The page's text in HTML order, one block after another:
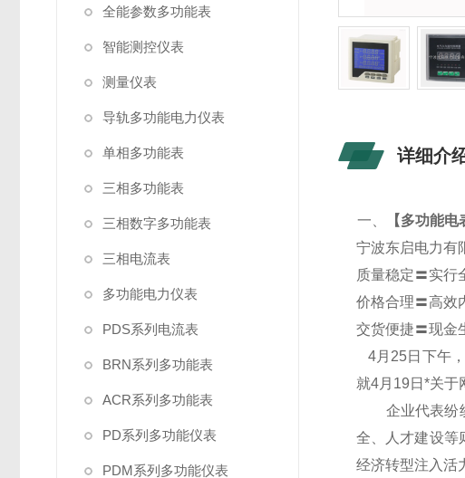
全能参数多功能表
智能测控仪表
测量仪表
导轨多功能电力仪表
单相多功能表
三相多功能表
三相数字多功能表
三相电流表
多功能电力仪表
PDS系列电流表
BRN系列多功能表
ACR系列多功能表
PD系列多功能仪表
PDM系列多功能仪表
详细介
一、 【多功能电
宁波东启电力有
质量稳定〓实行
价格合理〓高效
交货便捷〓现金
4月25日下午
就4月19日*关于
企业代表纷纷
全、人才建设等
经济转型注入活